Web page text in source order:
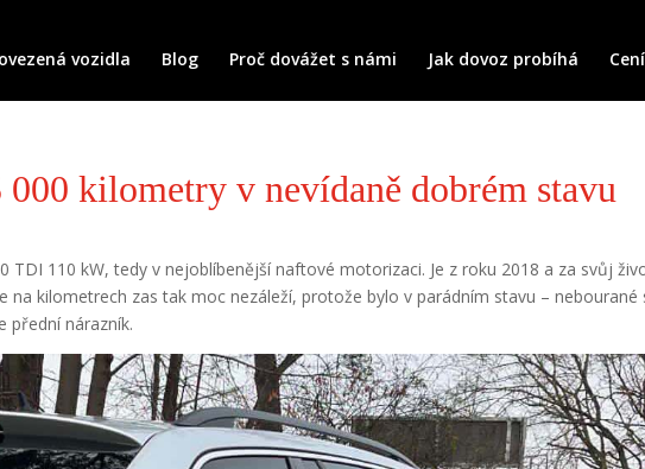
vozidla Blog Proč dovážet s námi Jak dovoz probíhá
kilometry v nevídaně dobrém stavu
TDI 110 kW, tedy v nejoblíbenější naftové motorizaci. Je z roku 2018 a za svůj
kilometrech zas tak moc nezáleží, protože bylo v parádním stavu – nebourané
přední nárazník.